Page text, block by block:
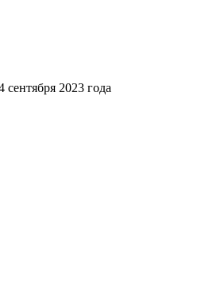
2023 года